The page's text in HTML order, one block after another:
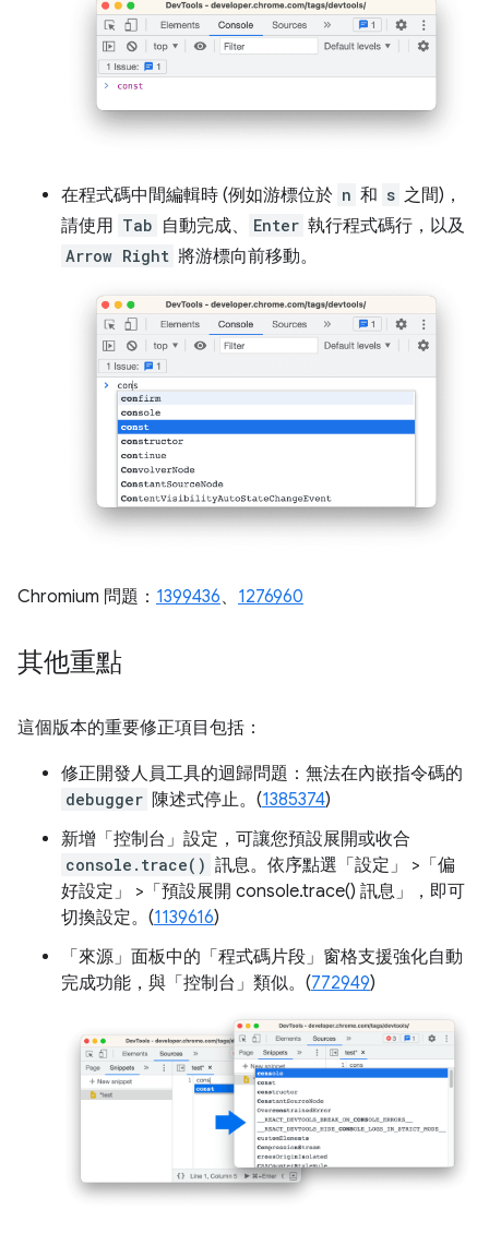
在程式碼中間編輯時 (例如游標位於 n 和 s 之間)，
請使用 Tab 自動完成、 Enter 執行程式碼行，以及
Arrow Right 將游標向前移動。
Chromium 問題： 1399436、 1276960
其他重點
這個版本的重要修正項目包括：
修正開發人員工具的迴歸問題：無法在內嵌指令碼的
debugger 陳述式停止。(1385374)
新增「控制台」 設定，可讓您預設展開或收合
console.trace() 訊息。依序點選「設定」
>「偏
好設定」
>「預設展開 console.trace() 訊息」
，即可
切換設定。(1139616)
「來源」 面板中的「程式碼片段」 窗格支援強化自動
完成功能，與「控制台」 類似。(772949)